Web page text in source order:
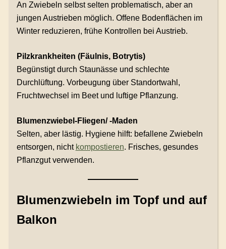
An Zwiebeln selbst selten problematisch, aber an
jungen Austrieben möglich. Offene Bodenflächen im
Winter reduzieren, frühe Kontrollen bei Austrieb.
Pilzkrankheiten (Fäulnis, Botrytis)
Begünstigt durch Staunässe und schlechte
Durchlüftung. Vorbeugung über Standortwahl,
Fruchtwechsel im Beet und luftige Pflanzung.
Blumenzwiebel-Fliegen/ -Maden
Selten, aber lästig. Hygiene hilft: befallene Zwiebeln
entsorgen, nicht kompostieren. Frisches, gesundes
Pflanzgut verwenden.
Blumenzwiebeln im Topf und auf
Balkon